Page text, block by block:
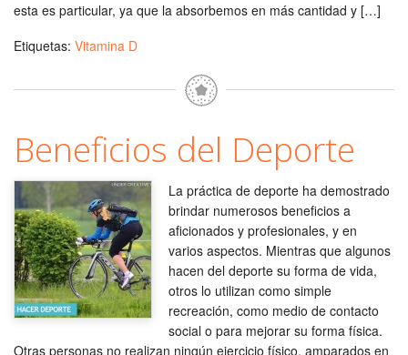
esta es particular, ya que la absorbemos en más cantidad y […]
Etiquetas: Vitamina D
Beneficios del Deporte
La práctica de deporte ha demostrado
brindar numerosos beneficios a
aficionados y profesionales, y en
varios aspectos. Mientras que algunos
hacen del deporte su forma de vida,
otros lo utilizan como simple
recreación, como medio de contacto
social o para mejorar su forma física.
Otras personas no realizan ningún ejercicio físico, amparados en